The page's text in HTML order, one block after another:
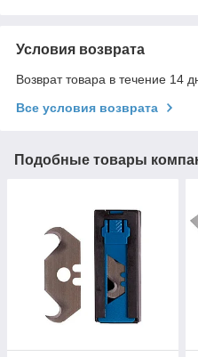
Условия возврата
Возврат товара в течение 14
Все условия возврата
Подобные товары